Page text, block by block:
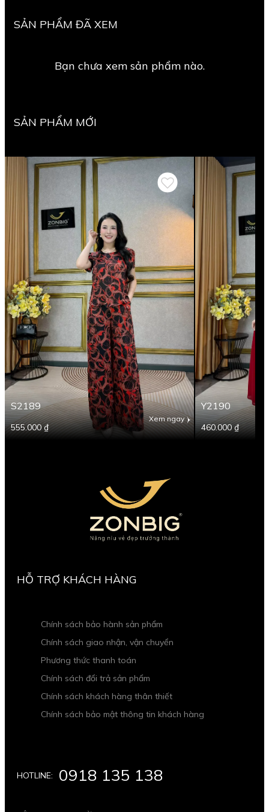
SẢN PHẨM ĐÃ XEM
Bạn chưa xem sản phẩm nào.
SẢN PHẨM MỚI
555.000 ₫
Xem ngay
S2189
460.000 ₫
Y2190
HOTLINE: 0918 135 138
HỖ TRỢ KHÁCH HÀNG
Chính sách bảo hành sản phẩm
Chính sách giao nhận, vận chuyển
Phương thức thanh toán
Chính sách đổi trả sản phẩm
Chính sách khách hàng thân thiết
Chính sách bảo mật thông tin khách hàng